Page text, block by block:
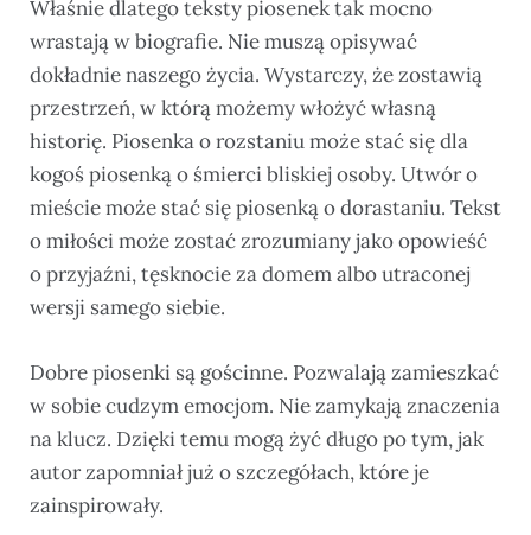
Właśnie dlatego teksty piosenek tak mocno
wrastają w biografie. Nie muszą opisywać
dokładnie naszego życia. Wystarczy, że zostawią
przestrzeń, w którą możemy włożyć własną
historię. Piosenka o rozstaniu może stać się dla
kogoś piosenką o śmierci bliskiej osoby. Utwór o
mieście może stać się piosenką o dorastaniu. Tekst
o miłości może zostać zrozumiany jako opowieść
o przyjaźni, tęsknocie za domem albo utraconej
wersji samego siebie.
Dobre piosenki są gościnne. Pozwalają zamieszkać
w sobie cudzym emocjom. Nie zamykają znaczenia
na klucz. Dzięki temu mogą żyć długo po tym, jak
autor zapomniał już o szczegółach, które je
zainspirowały.